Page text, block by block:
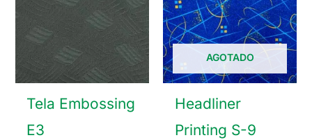
Tela Embossing
E3
AGOTADO
Headliner
Printing S-9